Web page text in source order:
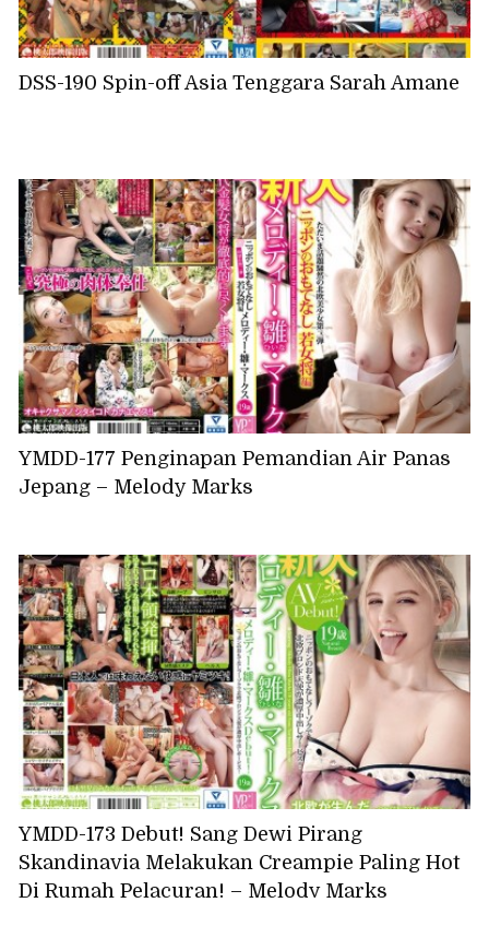
DSS-190 Spin-off Asia Tenggara Sarah Amane
YMDD-177 Penginapan Pemandian Air Panas
Jepang – Melody Marks
YMDD-173 Debut! Sang Dewi Pirang
Skandinavia Melakukan Creampie Paling Hot
Di Rumah Pelacuran! – Melody Marks